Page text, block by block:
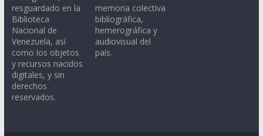
resguardado en la
Biblioteca
Nacional de
Venezuela, así
como los objetos
y recursos nacidos
digitales, y sin
derechos
reservados.
memoria colectiva
bibliográfica,
hemerográfica y
audiovisual del
país.